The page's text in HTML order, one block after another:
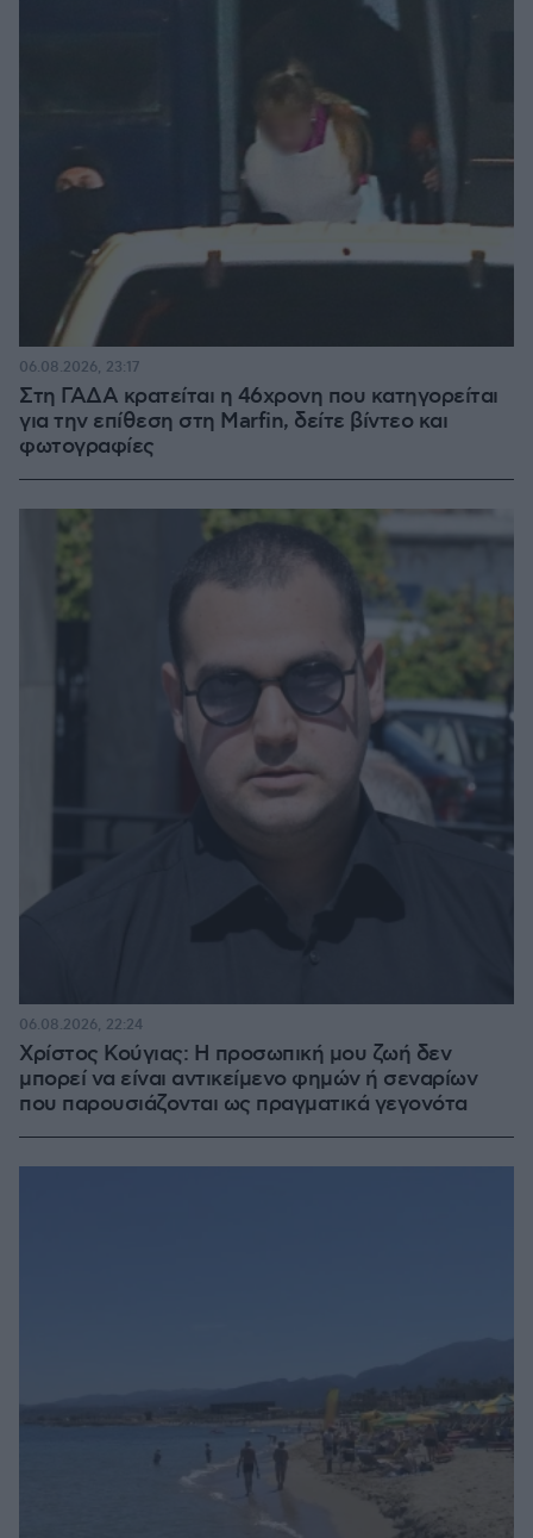
Στη ΓΑΔΑ κρατείται η 46χρονη που κατηγορείται
για την επίθεση στη Marfin, δείτε βίντεο και
φωτογραφίες
06.08.2026, 23:17
Χρίστος Κούγιας: Η προσωπική μου ζωή δεν
μπορεί να είναι αντικείμενο φημών ή σεναρίων
που παρουσιάζονται ως πραγματικά γεγονότα
06.08.2026, 22:24